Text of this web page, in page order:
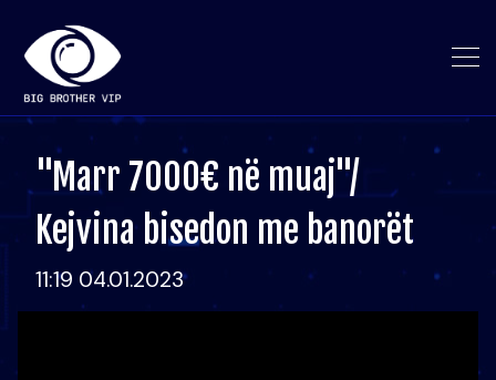
"Marr 7000€ në muaj"/
Kejvina bisedon me banorët
11:19 04.01.2023